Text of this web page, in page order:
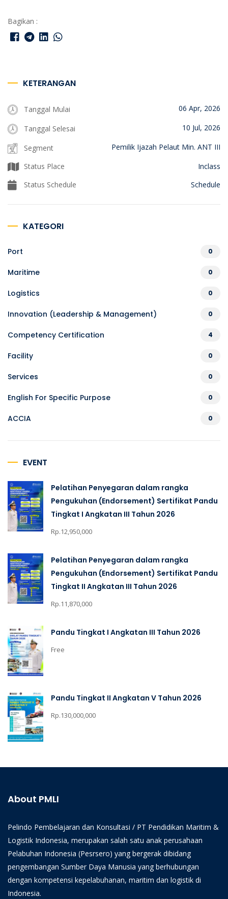
Bagikan :
KETERANGAN
Tanggal Mulai 06 Apr, 2026
Tanggal Selesai 10 Jul, 2026
Segment
Pemilik Ijazah Pelaut Min. ANT III
Status Place
Inclass
Status Schedule
Schedule
KATEGORI
Port 0
Maritime 0
Logistics 0
Innovation (Leadership & Management) 0
Competency Certification 4
Facility 0
Services 0
English For Specific Purpose 0
ACCIA 0
EVENT
Pelatihan Penyegaran dalam rangka
Pengukuhan (Endorsement) Sertifikat Pandu
Tingkat I Angkatan III Tahun 2026
Rp.12,950,000
Pelatihan Penyegaran dalam rangka
Pengukuhan (Endorsement) Sertifikat Pandu
Tingkat II Angkatan III Tahun 2026
Rp.11,870,000
Pandu Tingkat I Angkatan III Tahun 2026
Free
Pandu Tingkat II Angkatan V Tahun 2026
Rp.130,000,000
About PMLI
Pelindo Pembelajaran dan Konsultasi / PT Pendidikan Maritim &
Logistik Indonesia, merupakan salah satu anak perusahaan
Pelabuhan Indonesia (Pesrsero) yang bergerak dibidang
pengembangan Sumber Daya Manusia yang berhubungan
dengan kompetensi kepelabuhanan, maritim dan logistik di
Indonesia.